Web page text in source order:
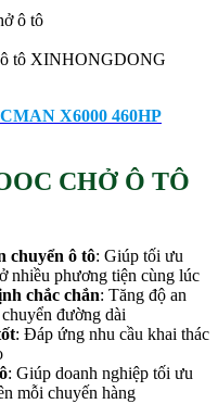
ô tô XINHONGDONG
X6000 460HP
CHỞ Ô TÔ
chuyển ô tô: Giúp tối ưu
nhiều phương tiện cùng lúc
chắc chắn: Tăng độ an
đường dài
: Đáp ứng nhu cầu khai thác
: Giúp doanh nghiệp tối ưu
mỗi chuyến hàng